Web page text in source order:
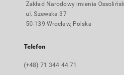
Zakład Narodowy imienia
ul. Szewska 37
50-139 Wrocław, Polska
Telefon
(+48) 71 344 44 71